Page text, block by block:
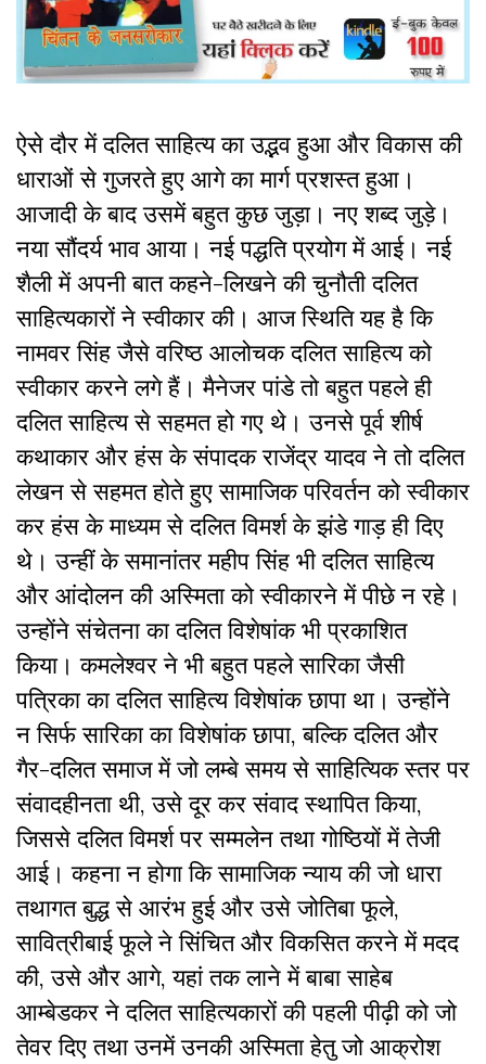
ऐसे दौर में दलित साहित्य का उद्भव हुआ और विकास की
धाराओं से गुजरते हुए आगे का मार्ग प्रशस्त हुआ।
आजादी के बाद उसमें बहुत कुछ जुड़ा। नए शब्द जुड़े।
नया सौंदर्य भाव आया। नई पद्धति प्रयोग में आई। नई
शैली में अपनी बात कहने-लिखने की चुनौती दलित
साहित्यकारों ने स्वीकार की। आज स्थिति यह है कि
नामवर सिंह जैसे वरिष्ठ आलोचक दलित साहित्य को
स्वीकार करने लगे हैं। मैनेजर पांडे तो बहुत पहले ही
दलित साहित्य से सहमत हो गए थे। उनसे पूर्व शीर्ष
कथाकार और हंस के संपादक राजेंद्र यादव ने तो दलित
लेखन से सहमत होते हुए सामाजिक परिवर्तन को स्वीकार
कर हंस के माध्यम से दलित विमर्श के झंडे गाड़ ही दिए
थे। उन्हीं के समानांतर महीप सिंह भी दलित साहित्य
और आंदोलन की अस्मिता को स्वीकारने में पीछे न रहे।
उन्होंने संचेतना का दलित विशेषांक भी प्रकाशित
किया। कमलेश्वर ने भी बहुत पहले सारिका जैसी
पत्रिका का दलित साहित्य विशेषांक छापा था। उन्होंने
न सिर्फ सारिका का विशेषांक छापा, बल्कि दलित और
गैर-दलित समाज में जो लम्बे समय से साहित्यिक स्तर पर
संवादहीनता थी, उसे दूर कर संवाद स्थापित किया,
जिससे दलित विमर्श पर सम्मलेन तथा गोष्ठियों में तेजी
आई। कहना न होगा कि सामाजिक न्याय की जो धारा
तथागत बुद्ध से आरंभ हुई और उसे जोतिबा फूले,
सावित्रीबाई फूले ने सिंचित और विकसित करने में मदद
की, उसे और आगे, यहां तक लाने में बाबा साहेब
आम्बेडकर ने दलित साहित्यकारों की पहली पीढ़ी को जो
तेवर दिए तथा उनमें उनकी अस्मिता हेतु जो आक्रोश